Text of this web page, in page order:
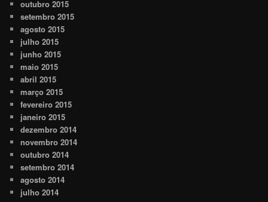
outubro 2015
setembro 2015
agosto 2015
julho 2015
junho 2015
maio 2015
abril 2015
março 2015
fevereiro 2015
janeiro 2015
dezembro 2014
novembro 2014
outubro 2014
setembro 2014
agosto 2014
julho 2014